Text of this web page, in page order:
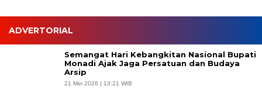
ADVERTORIAL
Semangat Hari Kebangkitan Nasional Bupati
Monadi Ajak Jaga Persatuan dan Budaya
Arsip
21 Mei 2026 | 13:21 WIB